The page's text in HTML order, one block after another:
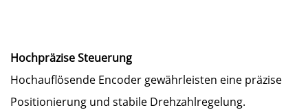
Hochpräzise Steuerung
Hochauflösende Encoder gewährleisten eine präzise
Positionierung und stabile Drehzahlregelung.